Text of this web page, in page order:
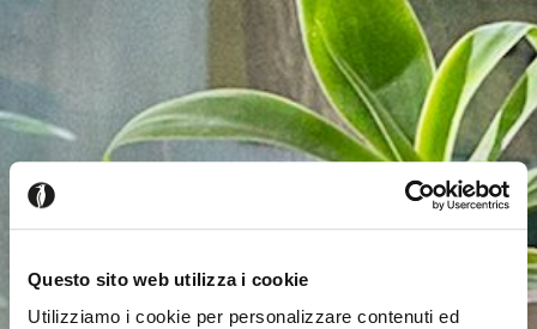
Questo sito web utilizza i cookie
Utilizziamo i cookie per personalizzare contenuti ed